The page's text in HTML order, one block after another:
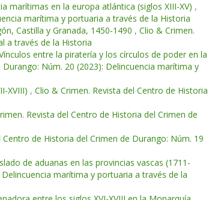
marítimas en la europa atlántica (siglos XIII-XV) ,
marítima y portuaria a través de la Historia
Castilla y Granada, 1450-1490 , Clio & Crimen.
a través de la Historia
entre la piratería y los círculos de poder en la
Núm. 20 (2023): Delincuencia marítima y
XVIII) , Clio & Crimen. Revista del Centro de Historia
Revista del Centro de Historia del Crimen de
de Historia del Crimen de Durango: Núm. 19
de aduanas en las provincias vascas (1711-
marítima y portuaria a través de la